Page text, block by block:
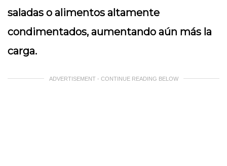
saladas o alimentos altamente
condimentados, aumentando aún más la
carga.
ADVERTISEMENT - CONTINUE READING BELOW